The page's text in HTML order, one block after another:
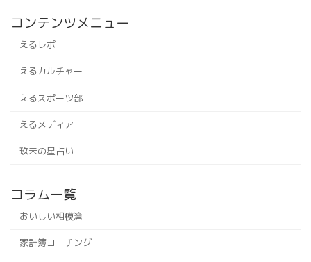
コンテンツメニュー
えるレポ
えるカルチャー
えるスポーツ部
えるメディア
玖未の星占い
コラム一覧
おいしい相模湾
家計簿コーチング